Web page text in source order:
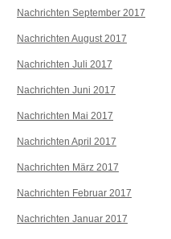
Nachrichten September 2017
Nachrichten August 2017
Nachrichten Juli 2017
Nachrichten Juni 2017
Nachrichten Mai 2017
Nachrichten April 2017
Nachrichten März 2017
Nachrichten Februar 2017
Nachrichten Januar 2017